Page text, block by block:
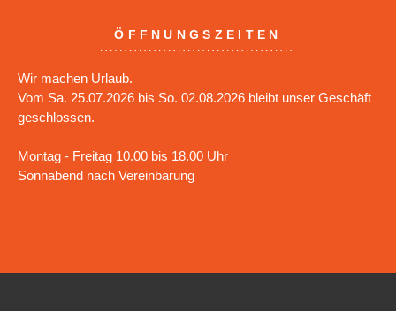
ÖFFNUNGSZEITEN
Wir machen Urlaub.
Vom Sa. 25.07.2026 bis So. 02.08.2026 bleibt unser Geschäft
geschlossen.
Montag - Freitag 10.00 bis 18.00 Uhr
Sonnabend nach Vereinbarung